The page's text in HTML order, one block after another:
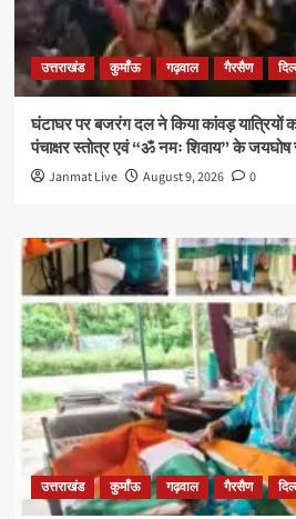
उत्तराखंड कुमाँऊ गढ़वाल गैरसैण
घंटाघर पर बजरंग दल ने किया कांवड़ यात्रियों
पंचाक्षर स्तोत्र एवं “ॐ नमः शिवाय” के जयघोष
Janmat Live August 9, 2026 0
उत्तराखंड कुमाँऊ गढ़वाल गैरसैण